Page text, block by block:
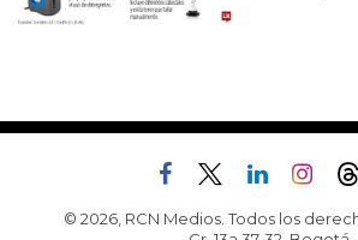
© 2026, RCN Medios. Todos los